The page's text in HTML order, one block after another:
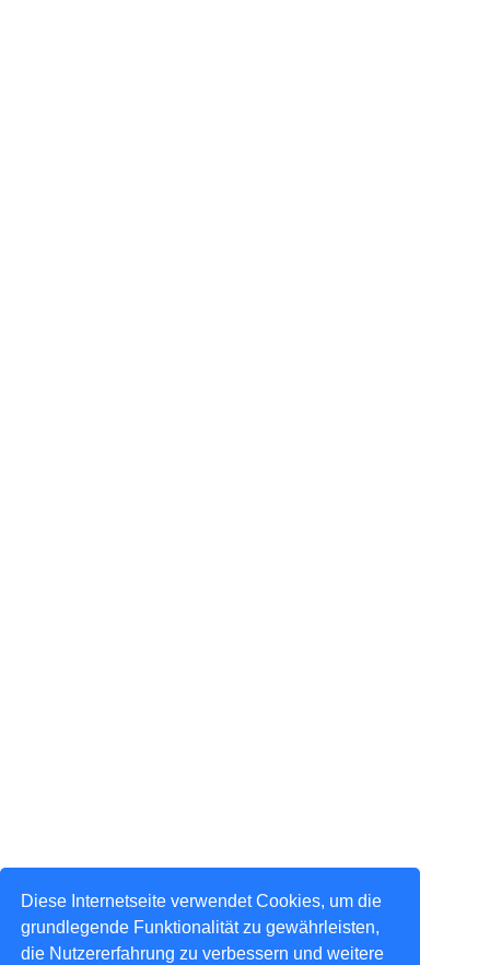
Diese Internetseite verwendet Cookies, um die
grundlegende Funktionalität zu gewährleisten,
die Nutzererfahrung zu verbessern und weitere